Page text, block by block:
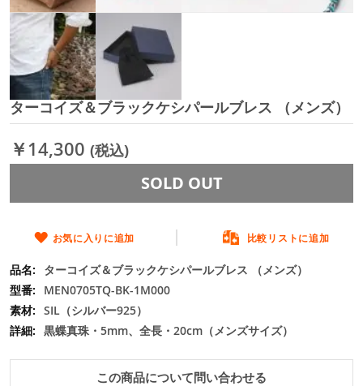
イ
メ
ー
ジ
ラ
最
初
に
移
動
ターコイズ＆ブラックケシパールブレス （メンズ）
￥14,300 (税込)
SOLD OUT
お気に入りに追加 比較リストに追加
ターコイズ＆ブラックケシパールブレス （メンズ）
MEN0705TQ-BK-1M000
SIL（シルバー925）
黒蝶真珠・5mm、全長・20cm（メンズサイズ）
この商品について問い合わせる